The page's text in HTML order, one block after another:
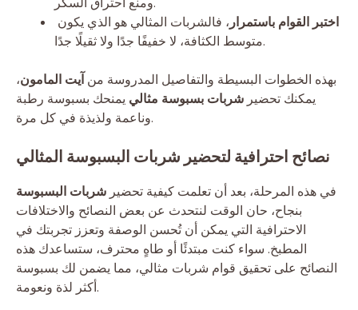
اختبر القوام باستمرار ، فالشربات المثالي هو الذي يكون
متوسط الكثافة، لا خفيفًا جدًا ولا ثقيلًا جدًا.
بهذه الخطوات البسيطة والتفاصيل المدروسة من آيت المامون،
يمكنك تحضير شربات بسبوسة مثالي يمنحك بسبوسة رطبة
وناعمة ولذيذة في كل مرة.
نصائح احترافية لتحضير شربات البسبوسة المثالي
في هذه المرحلة، بعد أن تعلمت كيفية تحضير شربات البسبوسة
بنجاح، حان الوقت لنتحدث عن بعض النصائح والاختلافات
الاحترافية التي يمكن أن تُحسن الوصفة وتعزز تجربتك في
المطبخ. سواء كنت مبتدئًا أو طاهٍ محترف، ستساعدك هذه
النصائح على تحقيق قوام شربات مثالي، مما يضمن لك بسبوسة
أكثر لذة ونعومة.